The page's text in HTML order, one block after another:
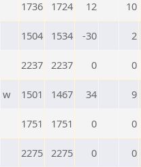
1736 1724 12 10
1504 1534 -30 2
2237 2237 0 0
w 1501 1467 34 9
1751 1751 0 0
2275 2275 0 0